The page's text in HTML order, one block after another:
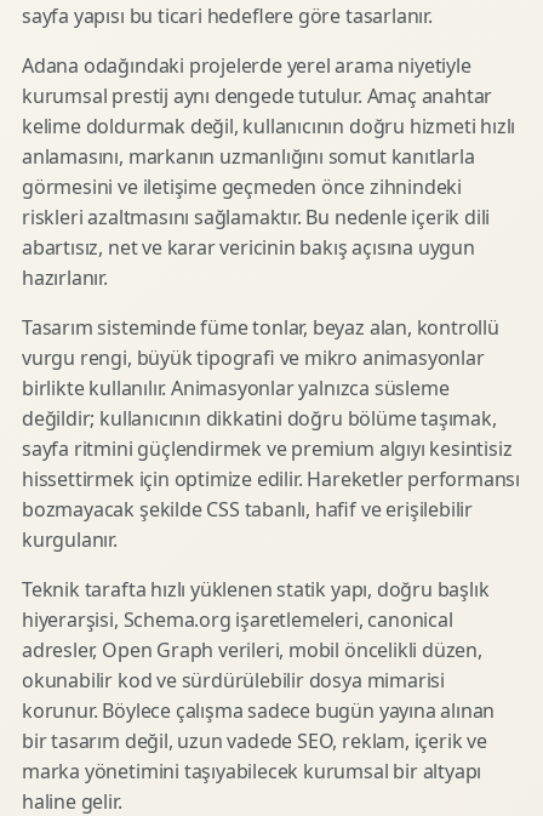
sayfa yapısı bu ticari hedeflere göre tasarlanır.
Adana odağındaki projelerde yerel arama niyetiyle
kurumsal prestij aynı dengede tutulur. Amaç anahtar
kelime doldurmak değil, kullanıcının doğru hizmeti hızlı
anlamasını, markanın uzmanlığını somut kanıtlarla
görmesini ve iletişime geçmeden önce zihnindeki
riskleri azaltmasını sağlamaktır. Bu nedenle içerik dili
abartısız, net ve karar vericinin bakış açısına uygun
hazırlanır.
Tasarım sisteminde füme tonlar, beyaz alan, kontrollü
vurgu rengi, büyük tipografi ve mikro animasyonlar
birlikte kullanılır. Animasyonlar yalnızca süsleme
değildir; kullanıcının dikkatini doğru bölüme taşımak,
sayfa ritmini güçlendirmek ve premium algıyı kesintisiz
hissettirmek için optimize edilir. Hareketler performansı
bozmayacak şekilde CSS tabanlı, hafif ve erişilebilir
kurgulanır.
Teknik tarafta hızlı yüklenen statik yapı, doğru başlık
hiyerarşisi, Schema.org işaretlemeleri, canonical
adresler, Open Graph verileri, mobil öncelikli düzen,
okunabilir kod ve sürdürülebilir dosya mimarisi
korunur. Böylece çalışma sadece bugün yayına alınan
bir tasarım değil, uzun vadede SEO, reklam, içerik ve
marka yönetimini taşıyabilecek kurumsal bir altyapı
haline gelir.